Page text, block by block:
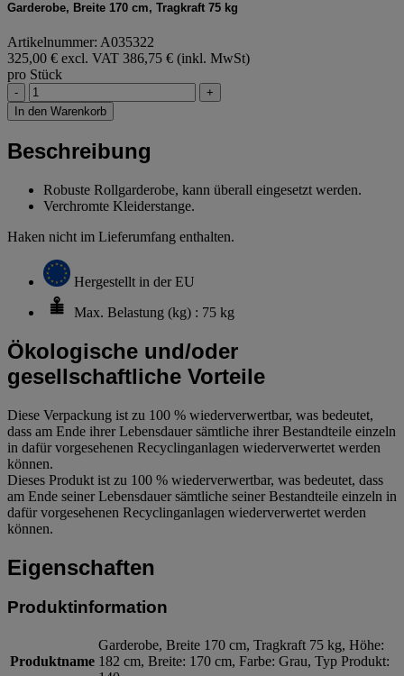
Garderobe, Breite 170 cm, Tragkraft 75 kg
Artikelnummer: A035322
325,00 € excl. VAT 386,75 € (inkl. MwSt)
pro Stück
-
+
In den Warenkorb
Beschreibung
Robuste Rollgarderobe, kann überall eingesetzt werden.
Verchromte Kleiderstange.
Haken nicht im Lieferumfang enthalten.
Hergestellt in der EU
Max. Belastung (kg) : 75 kg
Ökologische und/oder
gesellschaftliche Vorteile
Diese Verpackung ist zu 100 % wiederverwertbar, was bedeutet,
dass am Ende ihrer Lebensdauer sämtliche ihrer Bestandteile einzeln
in dafür vorgesehenen Recyclinganlagen wiederverwertet werden
können.
Dieses Produkt ist zu 100 % wiederverwertbar, was bedeutet, dass
am Ende seiner Lebensdauer sämtliche seiner Bestandteile einzeln in
dafür vorgesehenen Recyclinganlagen wiederverwertet werden
können.
Eigenschaften
Produktinformation
Produktname
Garderobe, Breite 170 cm, Tragkraft 75 kg, Höhe:
182 cm, Breite: 170 cm, Farbe: Grau, Typ Produkt: